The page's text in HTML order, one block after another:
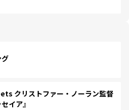
クリストファー・ノーラン監督
イア』